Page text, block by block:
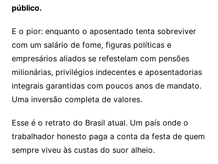
público.
E o pior: enquanto o aposentado tenta sobreviver
com um salário de fome, figuras políticas e
empresários aliados se refestelam com pensões
milionárias, privilégios indecentes e aposentadorias
integrais garantidas com poucos anos de mandato.
Uma inversão completa de valores.
Esse é o retrato do Brasil atual. Um país onde o
trabalhador honesto paga a conta da festa de quem
sempre viveu às custas do suor alheio.